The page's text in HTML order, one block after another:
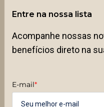
Entre na nossa lista
Acompanhe nossas
benefícios direto na
E-mail*